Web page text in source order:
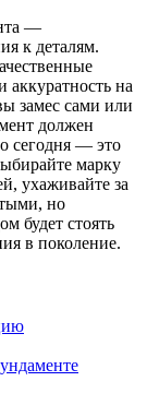
—
к деталям.
аккуратность на
замес сами или
должен
сегодня — это
марку
ухаживайте за
но
будет стоять
в поколение.